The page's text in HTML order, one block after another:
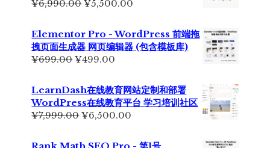
¥6,990.00原
为：
¥6,990.00。
¥5,500.00
价
格
为：
Elementor Pro - WordPress 前端拖
拽页面生成器 网页编辑器 (包含模板库)
¥699.00原
为：
¥699.00。
¥499.00
价
格
为：
¥499.00。
LearnDash在线教育网站定制和部署
WordPress在线教育平台 学习培训社区
¥7,999.00原
为：
¥6,500.00